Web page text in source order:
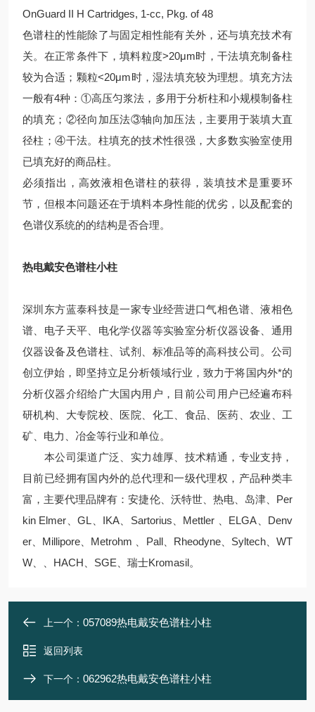
OnGuard II H Cartridges, 1-cc, Pkg. of 48
色谱柱的性能除了与固定相性能有关外，还与填充技术有
关。在正常条件下，填料粒度>20μm时，干法填充制备柱
较为合适；颗粒<20μm时，湿法填充较为理想。填充方法
一般有4种：①高压匀浆法，多用于分析柱和小规模制备柱
的填充；②径向加压法③轴向加压法，主要用于装填大直
径柱；④干法。柱填充的技术性很强，大多数实验室使用
已填充好的商品柱。
必须指出，高效液相色谱柱的获得，装填技术是重要环
节，但根本问题还在于填料本身性能的优劣，以及配套的
色谱仪系统的的结构是否合理。
热电戴安色谱柱小柱
深圳东方蓝泰科技是一家专业经营进口气相色谱、液相色
谱、电子天平、电化学仪器等实验室分析仪器设备、通用
仪器设备及色谱柱、试剂、标准品等的高科技公司。公司
创立伊始，即坚持立足分析领域行业，致力于将国内外*的
分析仪器介绍给广大国内用户，目前公司用户已经遍布科
研机构、大专院校、医院、化工、食品、医药、农业、工
矿、电力、冶金等行业和单位。
本公司渠道广泛、实力雄厚、技术精通，专业支持，
目前已经拥有国内外的总代理和一级代理权，产品种类丰
富，主要代理品牌有：安捷伦、沃特世、热电、岛津、Per
kin Elmer、GL、IKA、Sartorius、Mettler 、ELGA、Denv
er、Millipore、Metrohm 、Pall、Rheodyne、Syltech、WT
W、、HACH、SGE、瑞士Kromasil。
上一个： 057089热电戴安色谱柱小柱
返回列表
下一个： 062962热电戴安色谱柱小柱